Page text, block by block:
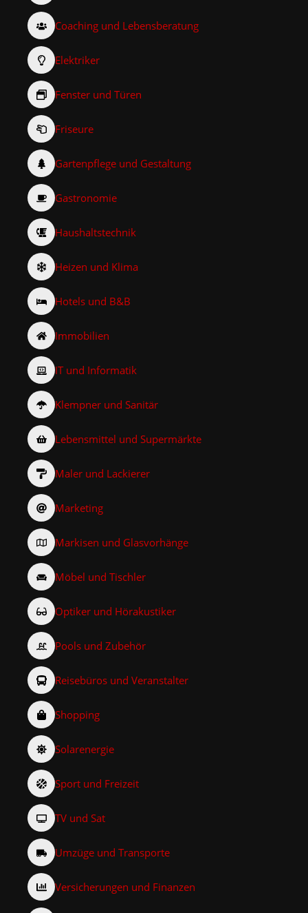
Coaching und Lebensberatung
Elektriker
Fenster und Türen
Friseure
Gartenpflege und Gestaltung
Gastronomie
Haushaltstechnik
Heizen und Klima
Hotels und B&B
Immobilien
IT und Informatik
Klempner und Sanitär
Lebensmittel und Supermärkte
Maler und Lackierer
Marketing
Markisen und Glasvorhänge
Möbel und Tischler
Optiker und Hörakustiker
Pools und Zubehör
Reisebüros und Veranstalter
Shopping
Solarenergie
Sport und Freizeit
TV und Sat
Umzüge und Transporte
Versicherungen und Finanzen